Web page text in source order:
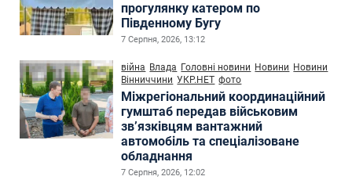
прогулянку катером по
Південному Бугу
7 Серпня, 2026, 13:12
війна Влада Головні новини Новини Новини
Вінниччини УКР.НЕТ фото
Міжрегіональний координаційний
гумштаб передав військовим
зв’язківцям вантажний
автомобіль та спеціалізоване
обладнання
7 Серпня, 2026, 12:02